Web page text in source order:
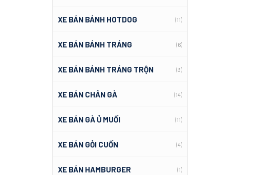
XE BÁN BÁNH HOTDOG (11)
XE BÁN BÁNH TRÁNG (6)
XE BÁN BÁNH TRÁNG TRỘN (3)
XE BÁN CHÂN GÀ (14)
XE BÁN GÀ Ủ MUỐI (11)
XE BÁN GỎI CUỐN (4)
XE BÁN HAMBURGER (1)